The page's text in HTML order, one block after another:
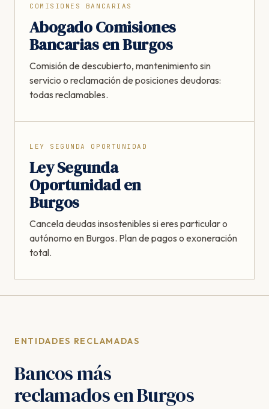
COMISIONES BANCARIAS
Abogado Comisiones
Bancarias en Burgos
Comisión de descubierto, mantenimiento sin
servicio o reclamación de posiciones deudoras:
todas reclamables.
LEY SEGUNDA OPORTUNIDAD
Ley Segunda
Oportunidad en
Burgos
Cancela deudas insostenibles si eres particular o
autónomo en Burgos. Plan de pagos o exoneración
total.
ENTIDADES RECLAMADAS
Bancos más
reclamados en Burgos